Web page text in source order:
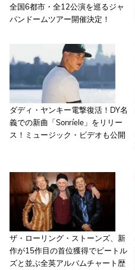
全国6都市・全12公演を巡るジャ
パンドームツアー開催決定！
ダディ・ヤンキー電撃復活！DY名
義での新曲「Sonríele」をリリー
ス！ミュージック・ビデオも公開
ザ・ローリング・ストーンズ、新
作が15作目の首位獲得でビートル
ズと並ぶ全英アルバムチャート歴